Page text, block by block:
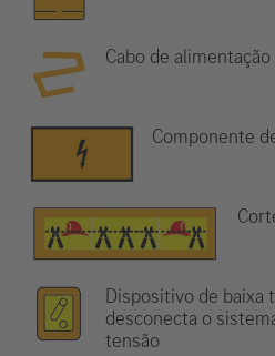
Cabo de
Componente
Dispositivo de baixa
desconecta o
tensão